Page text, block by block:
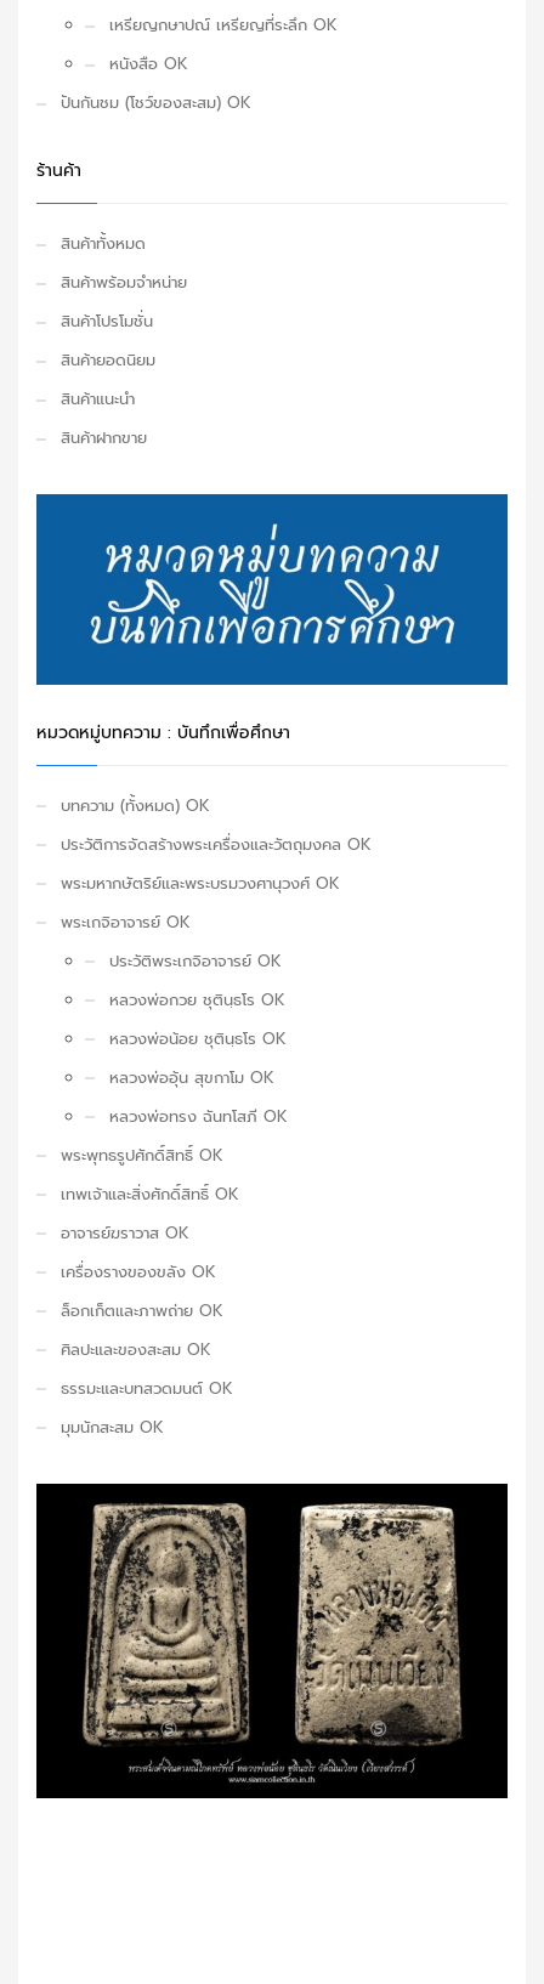
เหรียญกษาปณ์ เหรียญที่ระลึก OK
หนังสือ OK
ปันกันชม (โชว์ของสะสม) OK
ร้านค้า
สินค้าทั้งหมด
สินค้าพร้อมจำหน่าย
สินค้าโปรโมชั่น
สินค้ายอดนิยม
สินค้าแนะนำ
สินค้าฝากขาย
หมวดหมู่บทความ : บันทึกเพื่อศึกษา
บทความ (ทั้งหมด) OK
ประวัติการจัดสร้างพระเครื่องและวัตถุมงคล OK
พระมหากษัตริย์และพระบรมวงศานุวงศ์ OK
พระเกจิอาจารย์ OK
ประวัติพระเกจิอาจารย์ OK
หลวงพ่อกวย ชุตินฺธโร OK
หลวงพ่อน้อย ชุตินฺธโร OK
หลวงพ่ออุ้น สุขกาโม OK
หลวงพ่อทรง ฉันทโสภี OK
พระพุทธรูปศักดิ์สิทธิ์ OK
เทพเจ้าและสิ่งศักดิ์สิทธิ์ OK
อาจารย์ฆราวาส OK
เครื่องรางของขลัง OK
ล็อกเก็ตและภาพถ่าย OK
ศิลปะและของสะสม OK
ธรรมะและบทสวดมนต์ OK
มุมนักสะสม OK